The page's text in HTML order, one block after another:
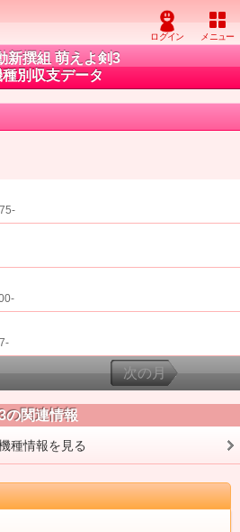
新撰組 萌えよ剣3
別収支データ
次の月
の関連情報
種情報を見る